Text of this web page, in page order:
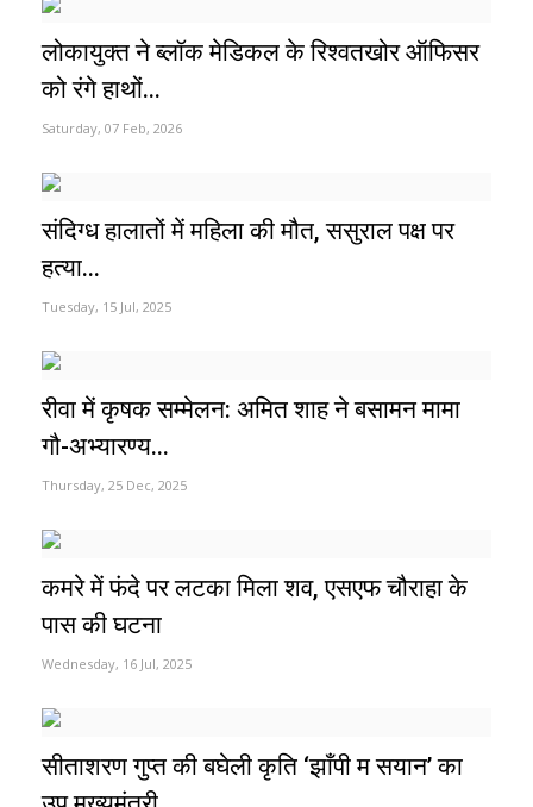
लोकायुक्त ने ब्लॉक मेडिकल के रिश्वतखोर ऑफिसर
को रंगे हाथों...
Saturday, 07 Feb, 2026
संदिग्ध हालातों में महिला की मौत, ससुराल पक्ष पर
हत्या...
Tuesday, 15 Jul, 2025
रीवा में कृषक सम्मेलन: अमित शाह ने बसामन मामा
गौ-अभ्यारण्य...
Thursday, 25 Dec, 2025
कमरे में फंदे पर लटका मिला शव, एसएफ चौराहा के
पास की घटना
Wednesday, 16 Jul, 2025
सीताशरण गुप्त की बघेली कृति ‘झाँपी म सयान’ का